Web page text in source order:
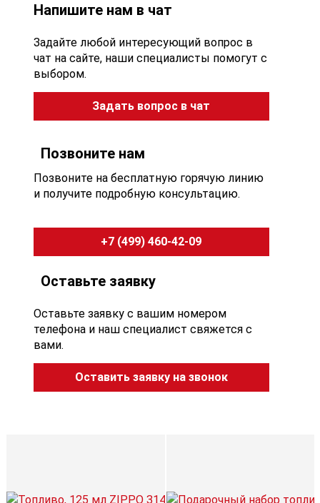
Напишите нам в чат
Задайте любой интересующий вопрос в
чат на сайте, наши специалисты помогут с
выбором.
Задать вопрос в чат
Позвоните нам
Позвоните на бесплатную горячую линию
и получите подробную консультацию.
+7 (499) 460-42-09
Оставьте заявку
Оставьте заявку с вашим номером
телефона и наш специалист свяжется с
вами.
Оставить заявку на звонок